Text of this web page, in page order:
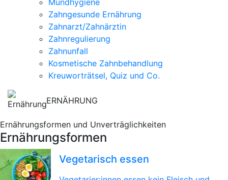
Mundhygiene
Zahngesunde Ernährung
Zahnarzt/Zahnärztin
Zahnregulierung
Zahnunfall
Kosmetische Zahnbehandlung
Kreuworträtsel, Quiz und Co.
ERNÄHRUNG
Ernährungsformen und Unverträglichkeiten
Ernährungsformen
Vegetarisch essen